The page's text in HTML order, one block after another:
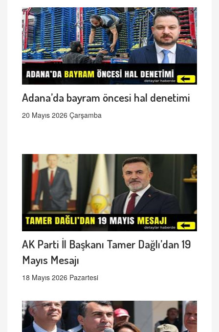
Adana’da bayram öncesi hal denetimi
20 Mayıs 2026 Çarşamba
AK Parti İl Başkanı Tamer Dağlı’dan 19
Mayıs Mesajı
18 Mayıs 2026 Pazartesi